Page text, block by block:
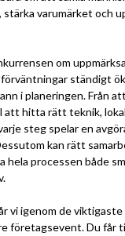
stärka varumärket och
om
ständigt
i planeringen. Från
att hitta rätt teknik,
steg spelar en
kan rätt
hela processen både
vi igenom de
företagsevent. Du får